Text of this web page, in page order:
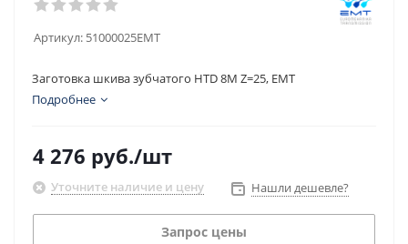
Артикул: 51000025EMT
Заготовка шкива зубчатого HTD 8M Z=25, EMT
Подробнее
4 276 руб./шт
Уточните наличие и цену Нашли дешевле?
Запрос цены